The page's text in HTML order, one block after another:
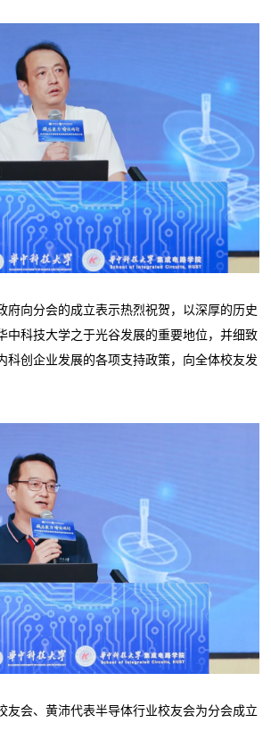
向分会的成立表示热烈祝贺，以深厚的历史
中科技大学之于光谷发展的重要地位，并细致
科创企业发展的各项支持政策，向全体校友发
会、黄沛代表半导体行业校友会为分会成立